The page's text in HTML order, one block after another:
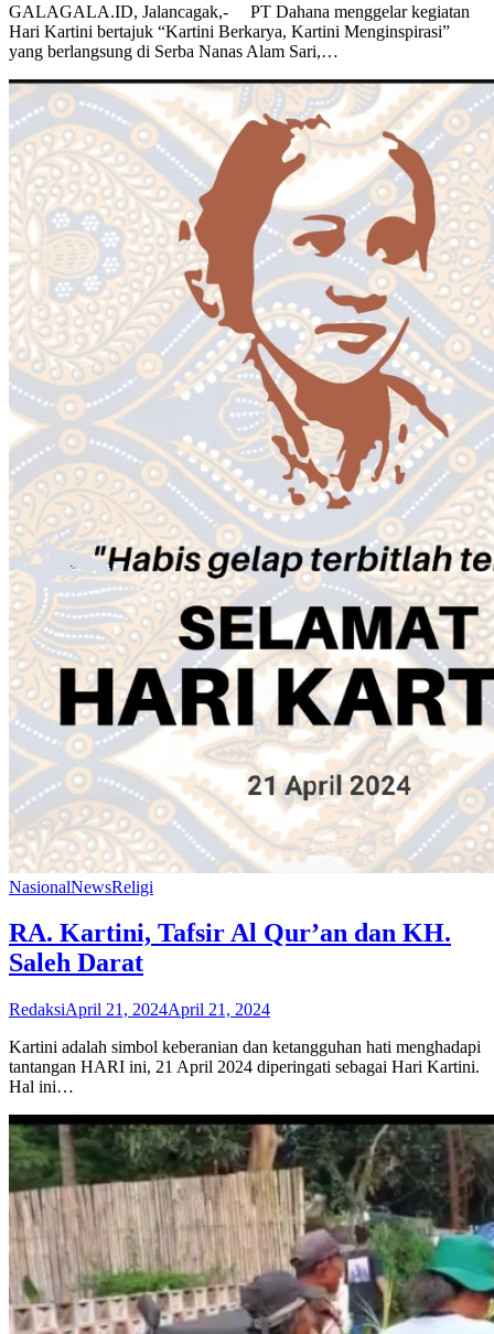
GALAGALA.ID, Jalancagak,- PT Dahana menggelar kegiatan
Hari Kartini bertajuk “Kartini Berkarya, Kartini Menginspirasi”
yang berlangsung di Serba Nanas Alam Sari,…
NasionalNewsReligi
RA. Kartini, Tafsir Al Qur’an dan KH.
Saleh Darat
RedaksiApril 21, 2024April 21, 2024
Kartini adalah simbol keberanian dan ketangguhan hati menghadapi
tantangan HARI ini, 21 April 2024 diperingati sebagai Hari Kartini.
Hal ini…